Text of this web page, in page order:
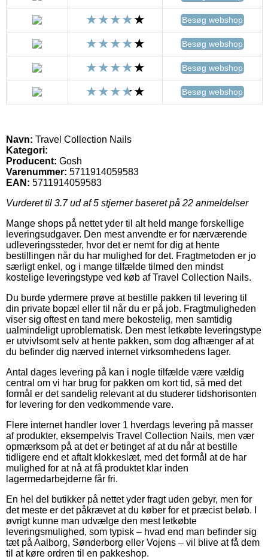
Besøg webshop
Besøg webshop
Besøg webshop
Besøg webshop
Navn: Travel Collection Nails
Kategori:
Producent: Gosh
Varenummer: 5711914059583
EAN: 5711914059583
Vurderet til 3.7ud af 5 stjerner baseret på 22 anmeldelser
Mange shops på nettet yder til alt held mange forskellige
leveringsudgaver. Den mest anvendte er for nærværende
udleveringssteder, hvor det er nemt for dig at hente
bestillingen når du har mulighed for det. Fragtmetoden er jo
særligt enkel, og i mange tilfælde tilmed den mindst
kostelige leveringstype ved køb af Travel Collection Nails.
Du burde ydermere prøve at bestille pakken til levering til
din private bopæl eller til når du er på job. Fragtmuligheden
viser sig oftest en tand mere bekostelig, men samtidig
ualmindeligt uproblematisk. Den mest letkøbte leveringstype
er utvivlsomt selv at hente pakken, som dog afhænger af at
du befinder dig nærved internet virksomhedens lager.
Antal dages levering på kan i nogle tilfælde være vældig
central om vi har brug for pakken om kort tid, så med det
formål er det sandelig relevant at du studerer tidshorisonten
for levering for den vedkommende vare.
Flere internet handler lover 1 hverdags levering på masser
af produkter, eksempelvis Travel Collection Nails, men vær
opmærksom på at det er betinget af at du når at bestille
tidligere end et aftalt klokkeslæt, med det formål at de har
mulighed for at nå at få produktet klar inden
lagermedarbejderne får fri.
En hel del butikker på nettet yder fragt uden gebyr, men for
det meste er det påkrævet at du køber for et præcist beløb. I
øvrigt kunne man udvælge den mest letkøbte
leveringsmulighed, som typisk – hvad end man befinder sig
tæt på Aalborg, Sønderborg eller Vojens – vil blive at få dem
til at køre ordren til en pakkeshop.